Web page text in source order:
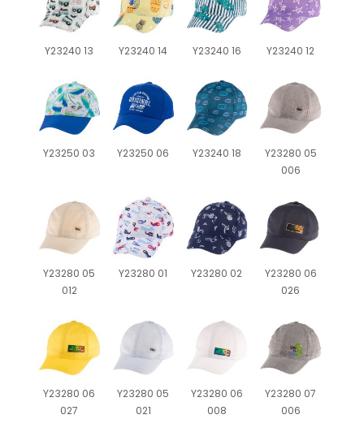
Y23240 13 Y23240 14 Y23240 16 Y23240 12
Y23250 03 Y23250 06 Y23240 18
Y23280 05
006
Y23280 05
012
Y23280 01 Y23280 02
Y23280 06
026
Y23280 06
027
Y23280 05
021
Y23280 06
008
Y23280 07
006